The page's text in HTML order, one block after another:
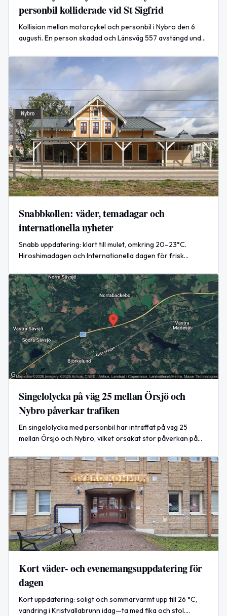
personbil kolliderade vid St Sigfrid
Kollision mellan motorcykel och personbil i Nybro den 6
augusti. En person skadad och Länsväg 557 avstängd under
Snabbkollen: väder, temadagar och
internationella nyheter
Snabb uppdatering: klart till mulet, omkring 20–23°C.
Hiroshimadagen och Internationella dagen för frisk
rapporteras.
Singelolycka på väg 25 mellan Örsjö och
Nybro påverkar trafiken
En singelolycka med personbil har inträffat på väg 25
mellan Örsjö och Nybro, vilket orsakat stor påverkan på
Kort väder- och evenemangsuppdatering för
dagen
Kort uppdatering: soligt och sommarvarmt upp till 26 °C,
vandring i Kristvallabrunn idag—ta med fika och stol.